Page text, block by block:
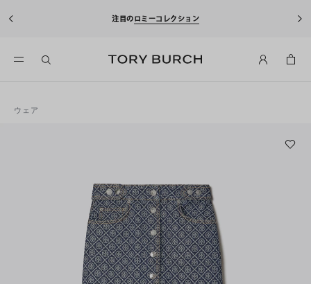
注目のロミーコレクション
ウェア